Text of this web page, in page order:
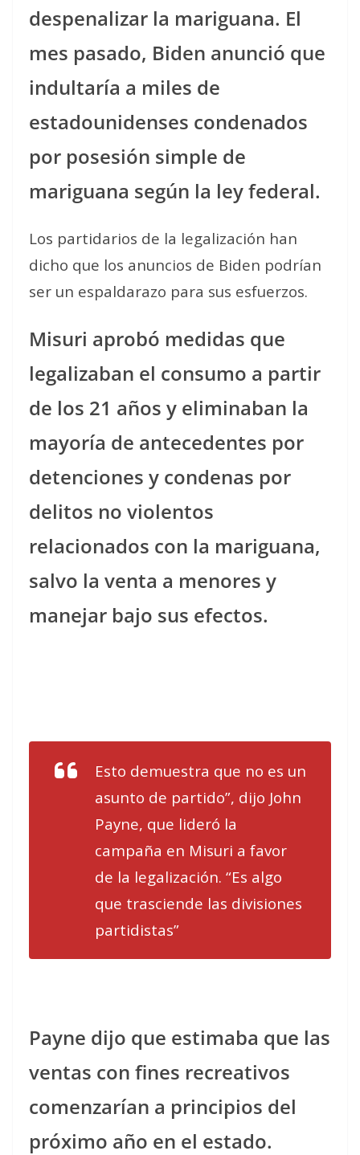
despenalizar la mariguana. El
mes pasado, Biden anunció que
indultaría a miles de
estadounidenses condenados
por posesión simple de
mariguana según la ley federal.
Los partidarios de la legalización han
dicho que los anuncios de Biden podrían
ser un espaldarazo para sus esfuerzos.
Misuri aprobó medidas que
legalizaban el consumo a partir
de los 21 años y eliminaban la
mayoría de antecedentes por
detenciones y condenas por
delitos no violentos
relacionados con la mariguana,
salvo la venta a menores y
manejar bajo sus efectos.
Esto demuestra que no es un
asunto de partido”, dijo John
Payne, que lideró la
campaña en Misuri a favor
de la legalización. “Es algo
que trasciende las divisiones
partidistas”
Payne dijo que estimaba que las
ventas con fines recreativos
comenzarían a principios del
próximo año en el estado.